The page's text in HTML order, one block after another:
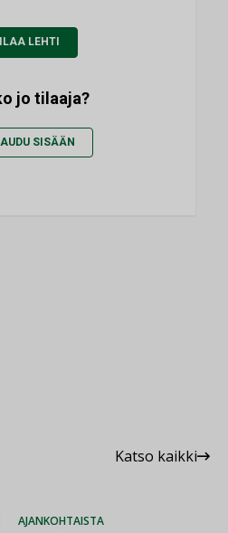
LEHTI
jo tilaaja?
SISÄÄN
Katso kaikki
AJANKOHTAISTA